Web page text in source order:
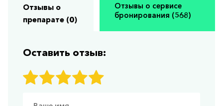
Отзывы о
препарате (0)
Отзывы о сервисе
бронирования (568)
Оставить отзыв: